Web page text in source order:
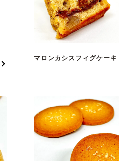
マロンカシスフィグケーキ